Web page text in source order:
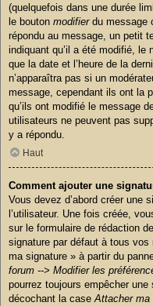
(quelquefois dans une durée
le bouton modifierdu message
répondu au message, un petit
indiquant qu’il a été modifié, le
que la date et l’heure de la
n’apparaîtra pas si un
message, cependant ils ont la
qu’ils ont modifié le message
utilisateurs ne peuvent pas
y a répondu.
Haut
Comment ajouter une
Vous devez d’abord créer une
l’utilisateur. Une fois créée,
sur le formulaire de rédaction
signature par défaut à tous
ma signature » à partir du
forum --> Modifier les
pourrez toujours empêcher une
décochant la caseAttacher ma